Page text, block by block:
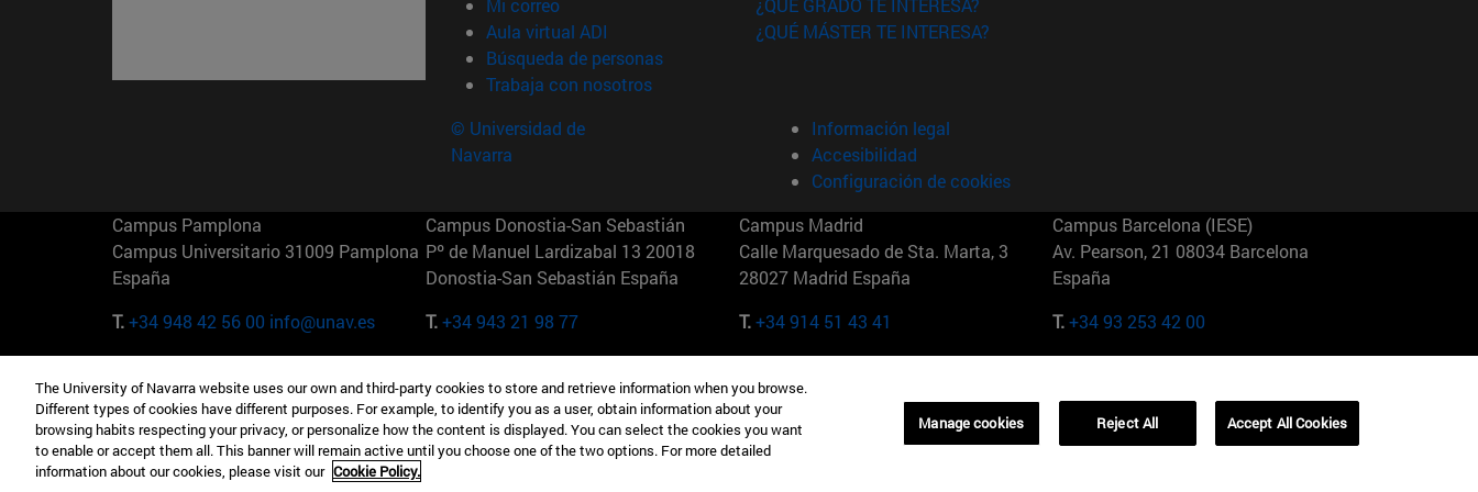
Mi correo
Aula virtual ADI (abre en nueva ventana)
Búsqueda de personas(abre en nueva ventana)
Trabaja con nosotros(abre en nueva ventana)
¿QUÉ GRADO TE INTERESA?
¿QUÉ MÁSTER TE INTERESA?
© Universidad de
Navarra
Información legal
Accesibilidad
Configuración de cookies
Campus Pamplona
Campus Universitario 31009 Pamplona
España
T.+34 948 42 56 00 info@unav.es
Campus Donostia-San Sebastián
Pº de Manuel Lardizabal 13 20018
Donostia-San Sebastián España
T.+34 943 21 98 77
Campus Madrid
Calle Marquesado de Sta. Marta, 3
28027 Madrid España
T.+34 914 51 43 41
Campus Barcelona (IESE)
Av. Pearson, 21 08034 Barcelona
España
T.+34 93 253 42 00
Camino del Cerro Águila 3 28023
Madrid España
T.+34 912 11 30 00
165 W 57th St 10019-2201 Nueva York
EE.UU
T.+1 646 346 8850
Maria-Theresia-Straße 15 81675
Múnich Alemania
T.+49 89 24209790
01321001 Bela Vista Brasil
The University of Navarra website uses our own and third-party cookies to store and retrieve information when you browse.
Different types of cookies have different purposes. For example, to identify you as a user, obtain information about your
browsing habits respecting your privacy, or personalize how the content is displayed. You can select the cookies you want
to enable or accept them all. This banner will remain active until you choose one of the two options. For more detailed
information about our cookies, please visit our Cookie Policy.
Manage cookies Reject All Accept All Cookies